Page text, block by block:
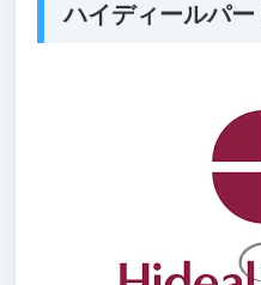
ハイディールパ